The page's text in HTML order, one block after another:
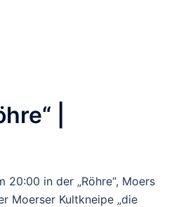
|
20:00 in der „Röhre“, Moers
Moerser Kultkneipe „die